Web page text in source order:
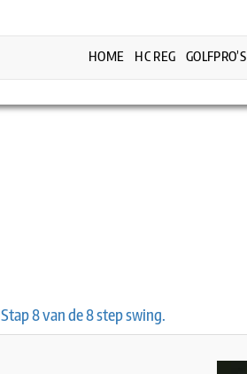
HOME HC REG GOLFPRO’S
Stap 8 van de 8 step swing.